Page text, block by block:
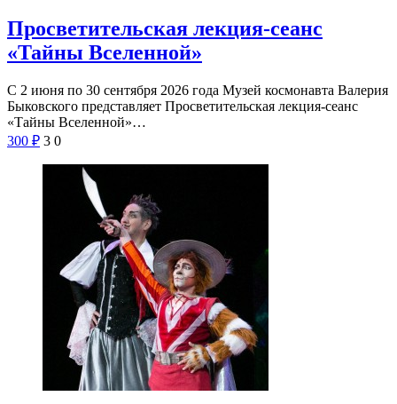
Просветительская лекция-сеанс
«Тайны Вселенной»
С 2 июня по 30 сентября 2026 года Музей космонавта Валерия
Быковского представляет Просветительская лекция-сеанс
«Тайны Вселенной»…
300 ₽ 3 0